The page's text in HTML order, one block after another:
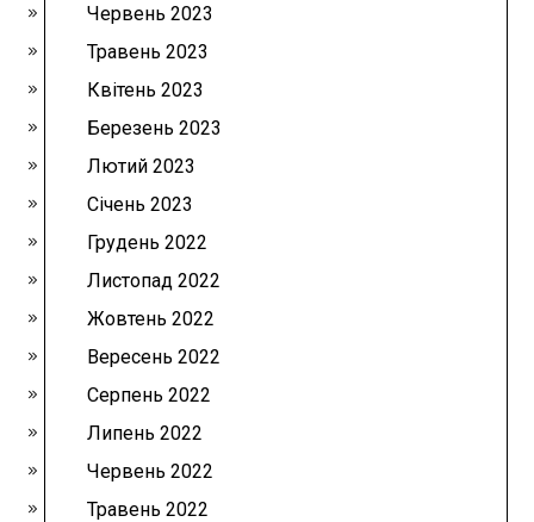
Червень 2023
Травень 2023
Квітень 2023
Березень 2023
Лютий 2023
Січень 2023
Грудень 2022
Листопад 2022
Жовтень 2022
Вересень 2022
Серпень 2022
Липень 2022
Червень 2022
Травень 2022